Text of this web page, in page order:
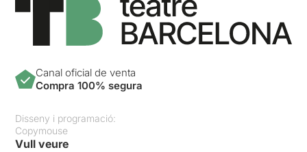
Canal oficial de venta
Compra 100% segura
Disseny i programació:
Copymouse
Vull veure